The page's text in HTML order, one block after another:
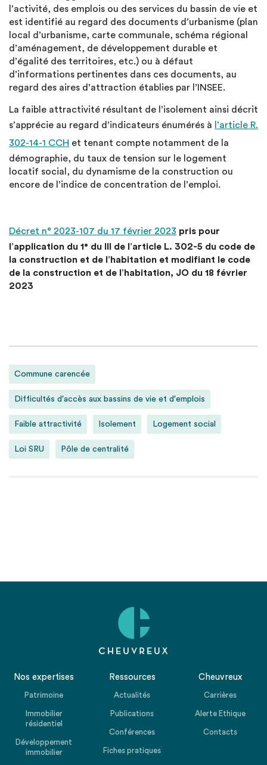
l’activité, des emplois ou des services du bassin de vie et
est identifié au regard des documents d’urbanisme (plan
local d’urbanisme, carte communale, schéma régional
d’aménagement, de développement durable et
d’égalité des territoires, etc.) ou à défaut
d’informations pertinentes dans ces documents, au
regard des aires d’attraction établies par l’INSEE.
La faible attractivité résultant de l’isolement ainsi décrit
s’apprécie au regard d’indicateurs énumérés à l’article R.
302-14-1 CCH et tenant compte notamment de la
démographie, du taux de tension sur le logement
locatif social, du dynamisme de la construction ou
encore de l’indice de concentration de l’emploi.
Décret n° 2023-107 du 17 février 2023 pris pour
l’application du 1° du III de l’article L. 302-5 du code de
la construction et de l’habitation et modifiant le code
de la construction et de l’habitation, JO du 18 février
2023
Commune carencée
Difficultés d'accès aux bassins de vie et d'emplois
Faible attractivité Isolement Logement social
Loi SRU Pôle de centralité
Nos expertises
Patrimoine
Immobilier
résidentiel
Développement
immobilier
Ressources
Actualités
Publications
Conférences
Fiches pratiques
Cheuvreux
Carrières
Alerte Ethique
Contacts